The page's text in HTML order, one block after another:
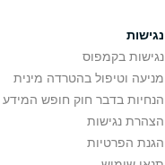
נגישות
נגישות בקמפוס
מניעה וטיפול בהטרדה מינית
הנחיות בדבר חוק חופש המידע
הצהרת נגישות
הגנת הפרטיות